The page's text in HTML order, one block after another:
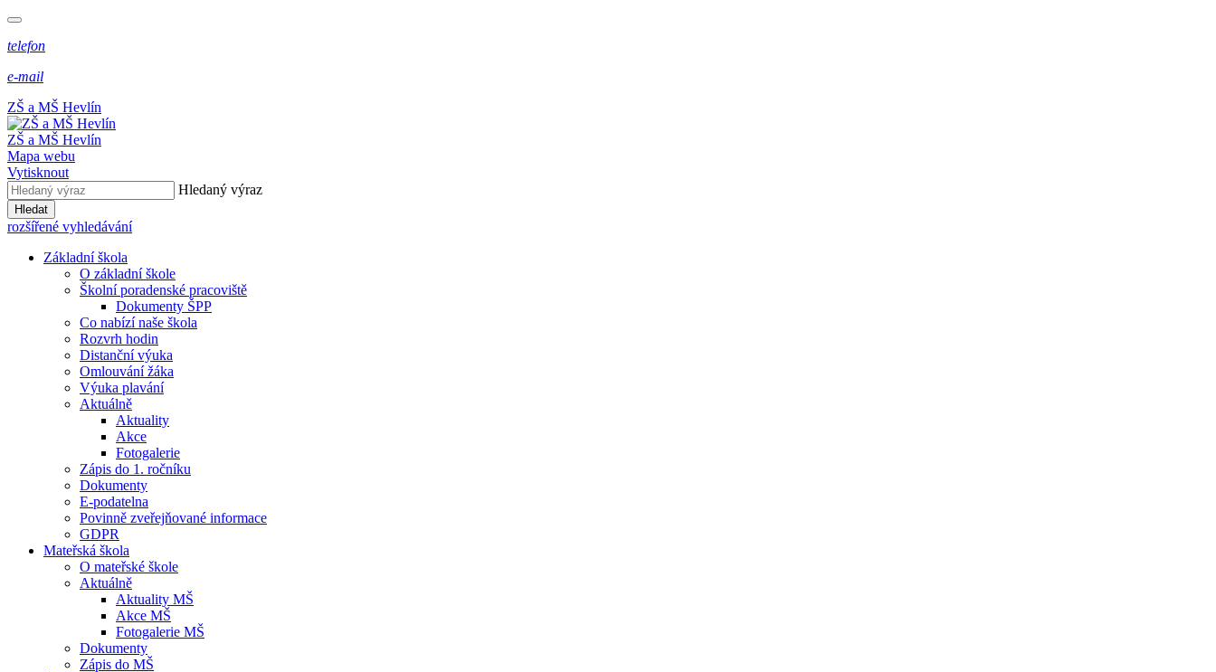
telefon
e-mail
ZŠ a MŠ Hevlín
ZŠ a MŠ Hevlín
Mapa webu
Vytisknout
Hledaný výraz
Hledat
rozšířené vyhledávání
Základní škola
O základní škole
Školní poradenské pracoviště
Dokumenty ŠPP
Co nabízí naše škola
Rozvrh hodin
Distanční výuka
Omlouvání žáka
Výuka plavání
Aktuálně
Aktuality
Akce
Fotogalerie
Zápis do 1. ročníku
Dokumenty
E-podatelna
Povinně zveřejňované informace
GDPR
Mateřská škola
O mateřské škole
Aktuálně
Aktuality MŠ
Akce MŠ
Fotogalerie MŠ
Dokumenty
Zápis do MŠ